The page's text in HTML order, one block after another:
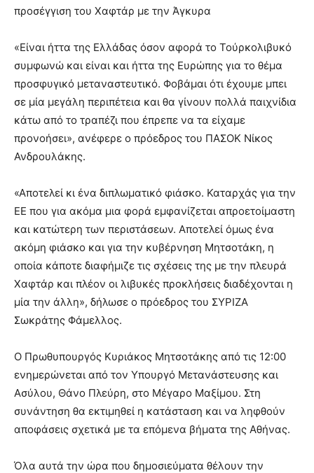
προσέγγιση του Χαφτάρ με την Άγκυρα
«Είναι ήττα της Ελλάδας όσον αφορά το Τούρκολιβυκό
συμφωνώ και είναι και ήττα της Ευρώπης για το θέμα
προσφυγικό μεταναστευτικό. Φοβάμαι ότι έχουμε μπει
σε μία μεγάλη περιπέτεια και θα γίνουν πολλά παιχνίδια
κάτω από το τραπέζι που έπρεπε να τα είχαμε
προνοήσει», ανέφερε ο πρόεδρος του ΠΑΣΟΚ Νίκος
Ανδρουλάκης.
«Αποτελεί κι ένα διπλωματικό φιάσκο. Καταρχάς για την
ΕΕ που για ακόμα μια φορά εμφανίζεται απροετοίμαστη
και κατώτερη των περιστάσεων. Αποτελεί όμως ένα
ακόμη φιάσκο και για την κυβέρνηση Μητσοτάκη, η
οποία κάποτε διαφήμιζε τις σχέσεις της με την πλευρά
Χαφτάρ και πλέον οι λιβυκές προκλήσεις διαδέχονται η
μία την άλλη», δήλωσε ο πρόεδρος του ΣΥΡΙΖΑ
Σωκράτης Φάμελλος.
Ο Πρωθυπουργός Κυριάκος Μητσοτάκης από τις 12:00
ενημερώνεται από τον Υπουργό Μετανάστευσης και
Ασύλου, Θάνο Πλεύρη, στο Μέγαρο Μαξίμου. Στη
συνάντηση θα εκτιμηθεί η κατάσταση και να ληφθούν
αποφάσεις σχετικά με τα επόμενα βήματα της Αθήνας.
Όλα αυτά την ώρα που δημοσιεύματα θέλουν την